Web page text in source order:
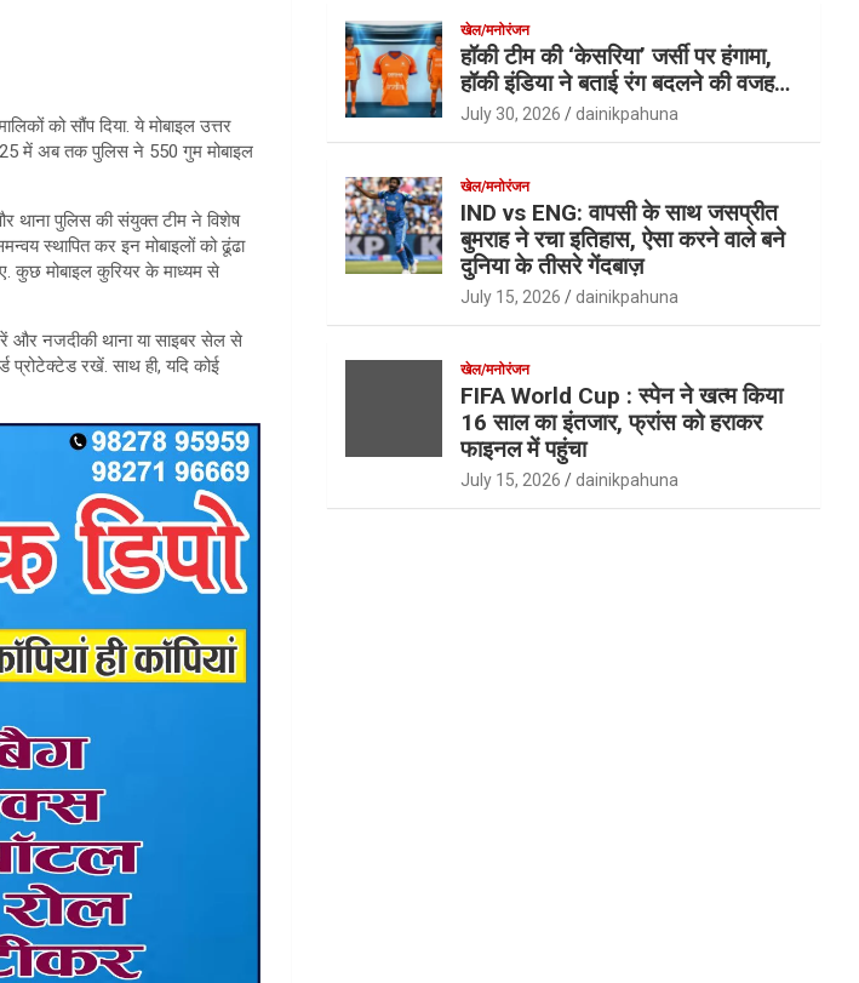
को सौंप दिया. ये मोबाइल उत्तर
में अब तक पुलिस ने 550 गुम मोबाइल
थाना पुलिस की संयुक्त टीम ने विशेष
स्थापित कर इन मोबाइलों को ढूंढा
कुछ मोबाइल कुरियर के माध्यम से
और नजदीकी थाना या साइबर सेल से
प्रोटेक्टेड रखें. साथ ही, यदि कोई
खेल/मनोरंजन
हॉकी टीम की ‘केसरिया’ जर्सी पर हंगामा,
हॉकी इंडिया ने बताई रंग बदलने की वजह…
July 30, 2026 dainikpahuna
खेल/मनोरंजन
IND vs ENG: वापसी के साथ जसप्रीत
बुमराह ने रचा इतिहास, ऐसा करने वाले बने
दुनिया के तीसरे गेंदबाज़
July 15, 2026 dainikpahuna
खेल/मनोरंजन
FIFA World Cup : स्पेन ने खत्म किया
16 साल का इंतजार, फ्रांस को हराकर
फाइनल में पहुंचा
July 15, 2026 dainikpahuna